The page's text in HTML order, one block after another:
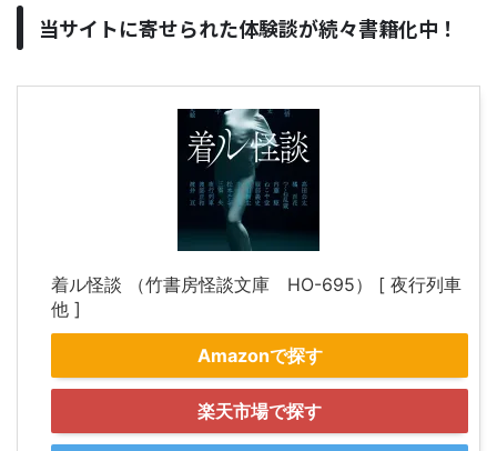
当サイトに寄せられた体験談が続々書籍化中！
着ル怪談 （竹書房怪談文庫 HO-695） [ 夜行列車
他 ]
Amazonで探す
楽天市場で探す